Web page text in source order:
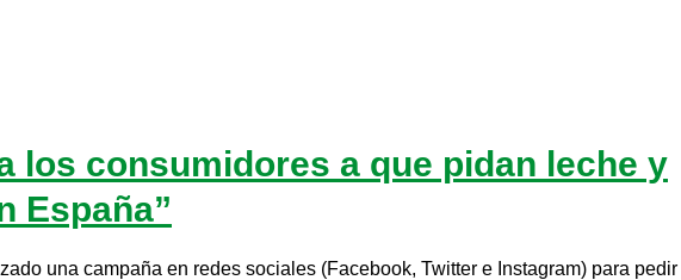
los consumidores a que pidan leche y
España”
una campaña en redes sociales (Facebook, Twitter e Instagram) para pedir